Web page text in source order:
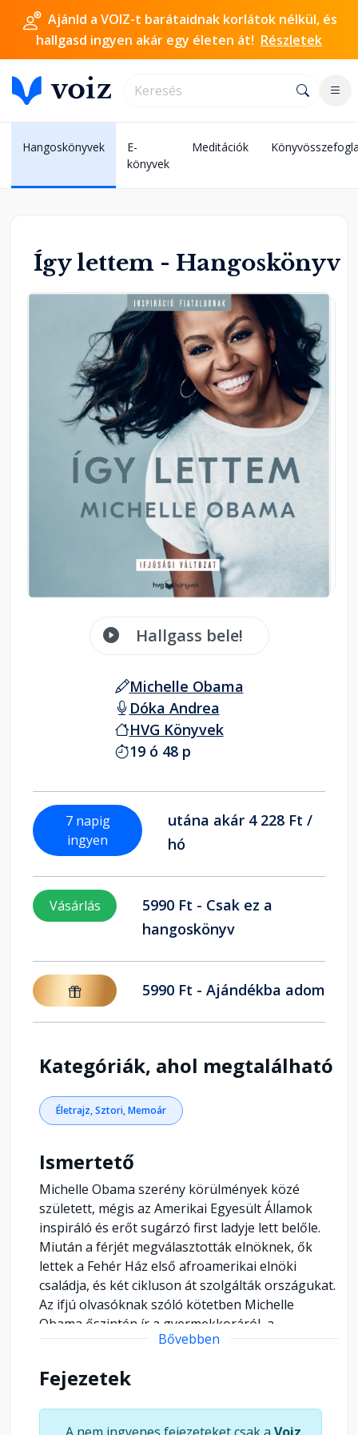
Ajánld a VOIZ-t barátaidnak korlátok nélkül, és
hallgasd ingyen akár egy életen át! Részletek
Hangoskönyvek
E-
könyvek
Meditációk
Így lettem - Hangoskönyv
Hallgass bele!
Michelle Obama
Dóka Andrea
HVG Könyvek
19 ó 48 p
7 napig
ingyen
utána akár 4 228 Ft /
hó
Vásárlás
5990 Ft - Csak ez a
hangoskönyv
5990 Ft - Ajándékba adom
Kategóriák, ahol megtalálható
Életrajz, Sztori, Memoár
Ismertető
Michelle Obama szerény körülmények közé
született, mégis az Amerikai Egyesült Államok
inspiráló és erőt sugárzó first ladyje lett belőle.
Miután a férjét megválasztották elnöknek, ők
lettek a Fehér Ház első afroamerikai elnöki
családja, és két cikluson át szolgálták országukat.
Az ifjú olvasóknak szóló kötetben Michelle
Obama őszintén ír a gyermekkoráról, a
Princetonon és a Harvardon eltöltött éveiről, ahol
feketének lenni egy teremben, valamint a menő
Bővebben
Fejezetek
A nem ingyenes fejezeteket csak a Voiz